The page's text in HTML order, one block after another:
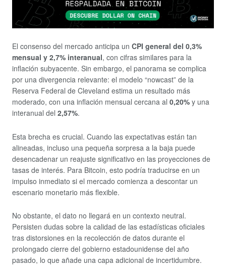
El consenso del mercado anticipa un CPI general del 0,3%
mensual y 2,7% interanual, con cifras similares para la
inflación subyacente. Sin embargo, el panorama se complica
por una divergencia relevante: el modelo “nowcast” de la
Reserva Federal de Cleveland estima un resultado más
moderado, con una inflación mensual cercana al 0,20% y una
interanual del 2,57%.
Esta brecha es crucial. Cuando las expectativas están tan
alineadas, incluso una pequeña sorpresa a la baja puede
desencadenar un reajuste significativo en las proyecciones de
tasas de interés. Para Bitcoin, esto podría traducirse en un
impulso inmediato si el mercado comienza a descontar un
escenario monetario más flexible.
No obstante, el dato no llegará en un contexto neutral.
Persisten dudas sobre la calidad de las estadísticas oficiales
tras distorsiones en la recolección de datos durante el
prolongado cierre del gobierno estadounidense del año
pasado, lo que añade una capa adicional de incertidumbre.